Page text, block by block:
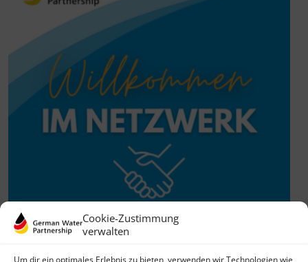
Cookie-Zustimmung
verwalten
Um dir ein optimales Erlebnis zu bieten, verwenden wir Technologien wie